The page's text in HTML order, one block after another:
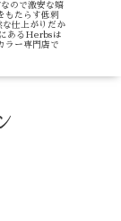
ので激安な嬉
もたらす低刺
仕上がりだか
あるHerbsは
ラー専門店で